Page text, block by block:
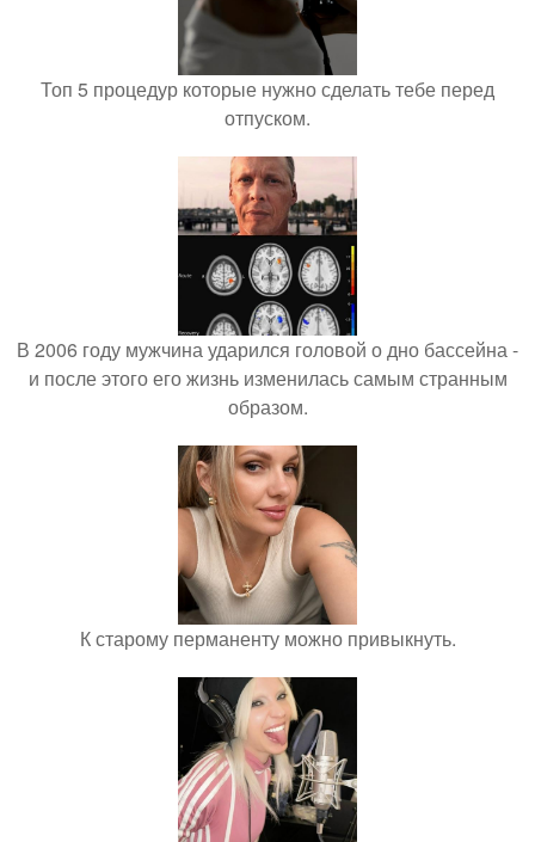
Топ 5 процедур которые нужно сделать тебе перед
отпуском.
В 2006 году мужчина ударился головой о дно бассейна -
и после этого его жизнь изменилась самым странным
образом.
К старому перманенту можно привыкнуть.